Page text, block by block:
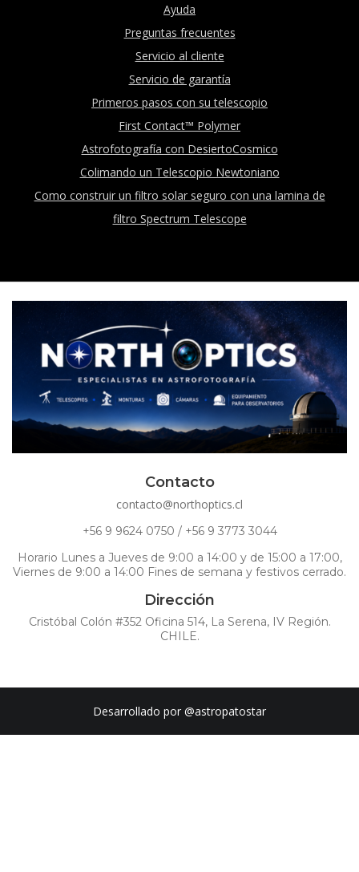
Ayuda
Preguntas frecuentes
Servicio al cliente
Servicio de garantía
Primeros pasos con su telescopio
First Contact™ Polymer
Astrofotografía con DesiertoCosmico
Colimando un Telescopio Newtoniano
Como construir un filtro solar seguro con una lamina de
filtro Spectrum Telescope
Contacto
contacto@northoptics.cl
+56 9 9624 0750 / +56 9 3773 3044
Horario Lunes a Jueves de 9:00 a 14:00 y de 15:00 a 17:00,
Viernes de 9:00 a 14:00 Fines de semana y festivos cerrado.
Dirección
Cristóbal Colón #352 Oficina 514, La Serena, IV Región.
CHILE.
Desarrollado por @astropatostar